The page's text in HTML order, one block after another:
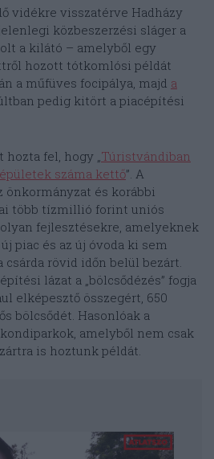
vidékre visszatérve Hadházy
közbeszerzési sláger a
a kilátó – amelyből egy
hozott tótkomlósi példát
a műfüves focipálya, majd a
pedig kitört a piacépítési
hozta fel, hogy „Túristvándiban
száma kettő”. A
önkormányzat és korábbi
több tízmillió forint uniós
fejlesztésekre, amelyeknek
piac és az új óvoda ki sem
csárda rövid időn belül bezárt.
lázat a „bölcsődézés” fogja
elképesztő összegért, 650
bölcsődét. Hasonlóak a
amelyből nem csak
is hoztunk példát.